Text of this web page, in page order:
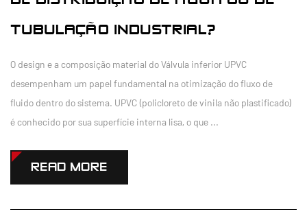
TUBULAÇÃO INDUSTRIAL?
O design e a composição material do Válvula inferior UPVC
desempenham um papel fundamental na otimização do fluxo de
fluido dentro do sistema. UPVC (policloreto de vinila não plastificado)
é conhecido por sua superfície interna lisa, o que ...
READ MORE